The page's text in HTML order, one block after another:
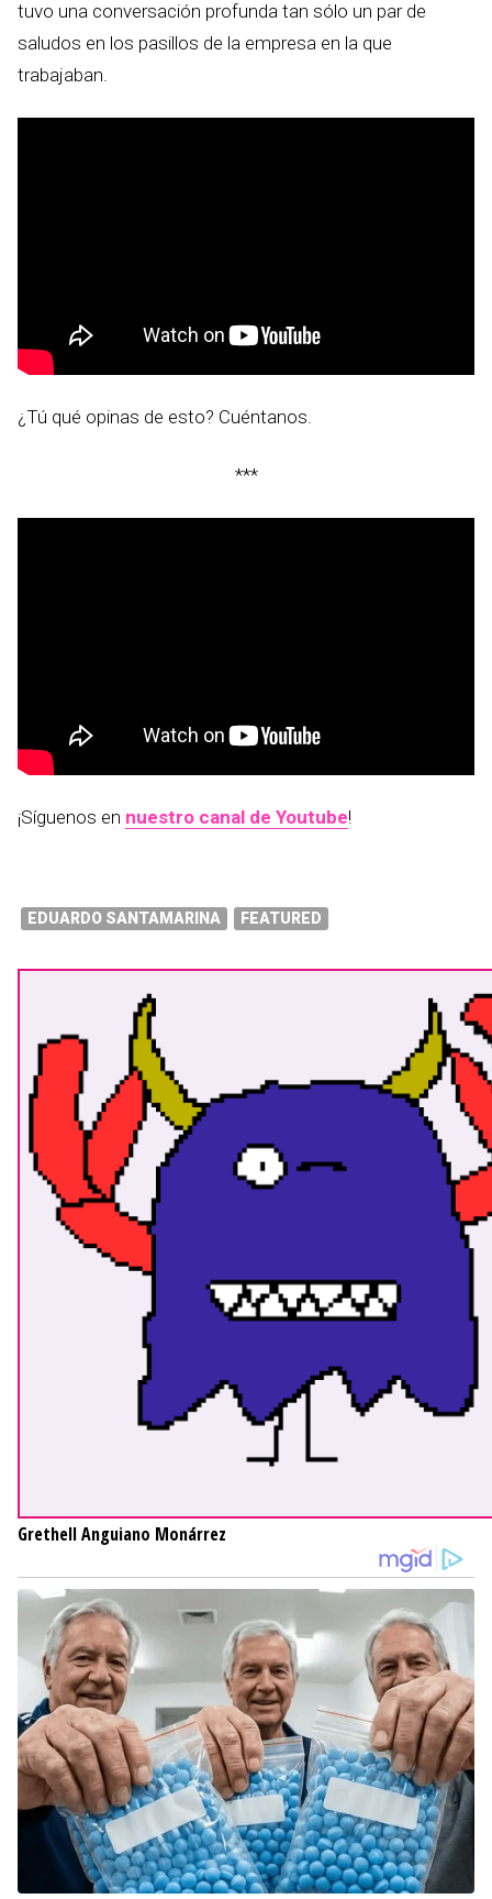
tuvo una conversación profunda tan sólo un par de
saludos en los pasillos de la empresa en la que
trabajaban.
¿Tú qué opinas de esto? Cuéntanos.
***
¡Síguenos en nuestro canal de Youtube!
EDUARDO SANTAMARINA FEATURED
Grethell Anguiano Monárrez